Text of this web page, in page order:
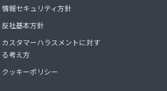
情報セキュリティ方針
反社基本方針
カスタマーハラスメントに対す
る考え方
クッキーポリシー